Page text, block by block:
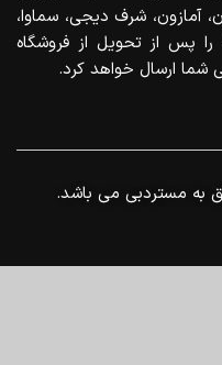
آمازون، شرف دیجی، سماوا،
پس از تحویل از فروشگاه
شما ارسال خواهد کرد.
به مستردبی می باشد